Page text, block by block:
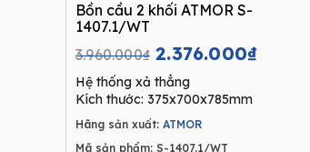
Bồn cầu 2 khối ATMOR S-
1407.1/WT
3.960.000₫ Original
price
was:
2.376.000₫
Hệ thống xả thẳng
Kích thước: 375x700x785mm
Hãng sản xuất: ATMOR
Mã sản phẩm: S-1407.1/WT